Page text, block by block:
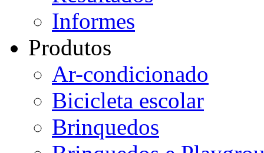
Informes
Produtos
Ar-condicionado
Bicicleta escolar
Brinquedos